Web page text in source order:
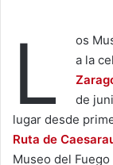
L
os
a la
de
lugar desde
Ruta de
Museo del